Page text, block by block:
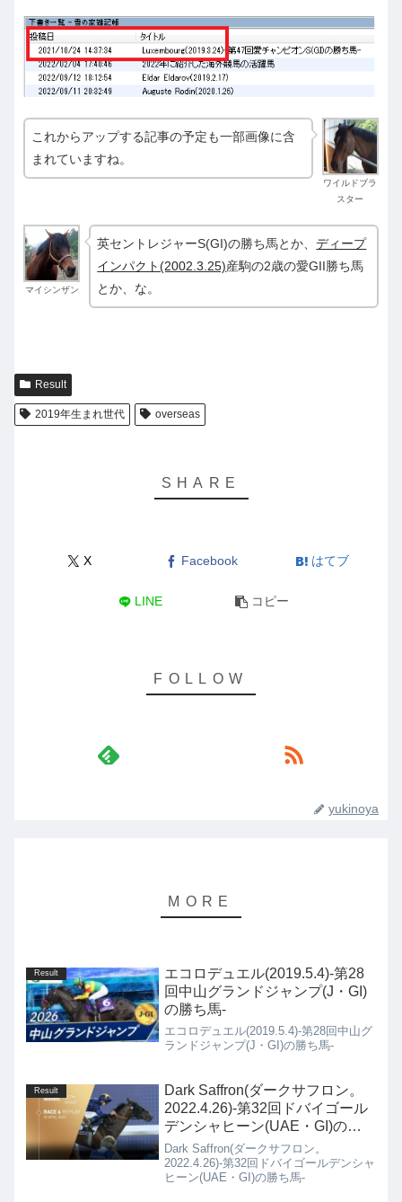
ワイルドブラ
スター
これからアップする記事の予定も一部画像に含
まれていますね。
マイシンザン
英セントレジャーS(GI)の勝ち馬とか、ディープ
インパクト(2002.3.25)産駒の2歳の愛GII勝ち馬
とか、な。
Result
2019年生まれ世代 overseas
X Facebook はてブ
LINE コピー
yukinoya
Result
エコロデュエル(2019.5.4)-第28
回中山グランドジャンプ(J・GI)
の勝ち馬-
エコロデュエル(2019.5.4)-第28回中山グ
ランドジャンプ(J・GI)の勝ち馬-
Result
Dark Saffron(ダークサフロン。
2022.4.26)-第32回ドバイゴール
デンシャヒーン(UAE・GI)の勝
ち馬-
Dark Saffron(ダークサフロン。
2022.4.26)-第32回ドバイゴールデンシャ
ヒーン(UAE・GI)の勝ち馬-